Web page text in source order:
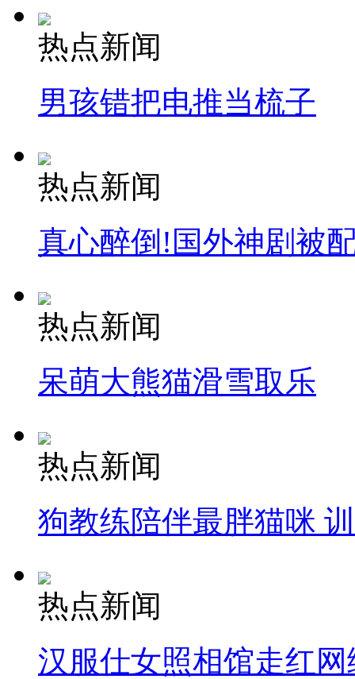
热点新闻
男孩错把电推当梳子
热点新闻
真心醉倒!国外神剧被
热点新闻
呆萌大熊猫滑雪取乐
热点新闻
狗教练陪伴最胖猫咪
热点新闻
汉服仕女照相馆走红网